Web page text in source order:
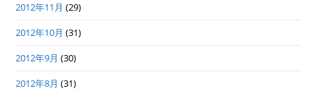
2012年11月 (29)
2012年10月 (31)
2012年9月 (30)
2012年8月 (31)